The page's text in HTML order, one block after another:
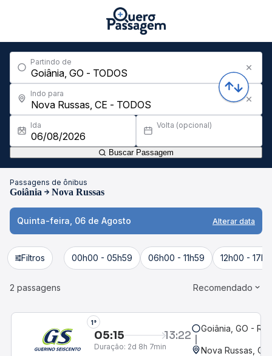
Partindo de
Indo para
Ida Volta (opcional)
Buscar Passagem
Passagens de ônibus
Goiânia Nova Russas
Quinta-feira, 06 de Agosto Alterar data
Filtros 00h00 - 05h59 06h00 - 11h59 12h00 -
2 passagens Recomendado
1°
05:15 13:22
Duração: 2d 8h 7min
Goiânia, GO -
Nova Russas, CE